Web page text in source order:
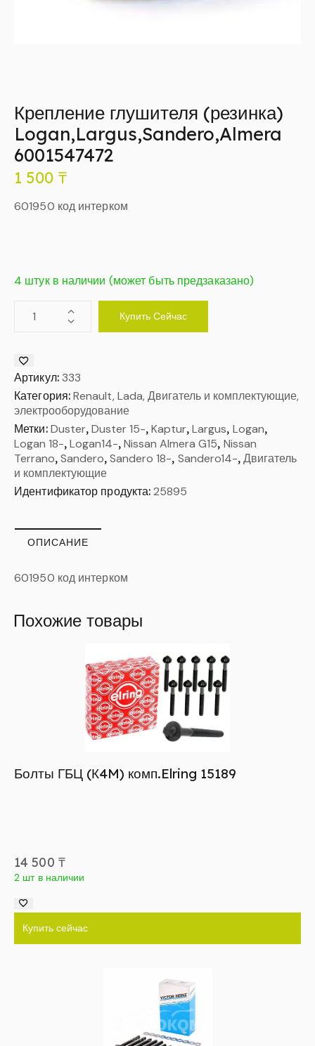
Крепление глушителя (резинка)
Logan,Largus,Sandero,Almera
6001547472
1 500 ₸
601950 код интерком
4 штук в наличии (может быть предзаказано)
Купить Сейчас
Артикул: 333
Категория:Renault, Lada, Двигатель и комплектующие,
электрооборудование
Метки: Duster, Duster 15-,Kaptur,Largus, Logan,
Logan 18-,Logan14-,Nissan Almera G15, Nissan
Terrano,Sandero,Sandero 18-, Sandero14-, Двигатель
и комплектующие
Идентификатор продукта:25895
ОПИСАНИЕ
601950 код интерком
Похожие товары
Болты ГБЦ (К4M) комп.Elring 15189
14 500 ₸
2 шт в наличии
Купить сейчас